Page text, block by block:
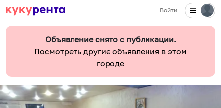
Войти
Объявление снято с публикации.
Посмотреть другие объявления в этом
городе